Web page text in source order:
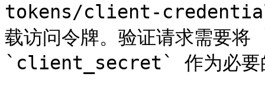
tokens/client-credentials/
载访问令牌。验证请求需
`client_secret` 作为必要